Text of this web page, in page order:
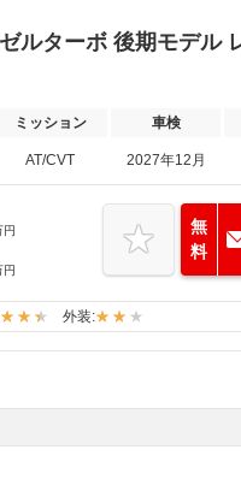
ルターボ 後期モデル
ミッション 車検
AT/CVT 2027年12月
円
円
無
料
外装: